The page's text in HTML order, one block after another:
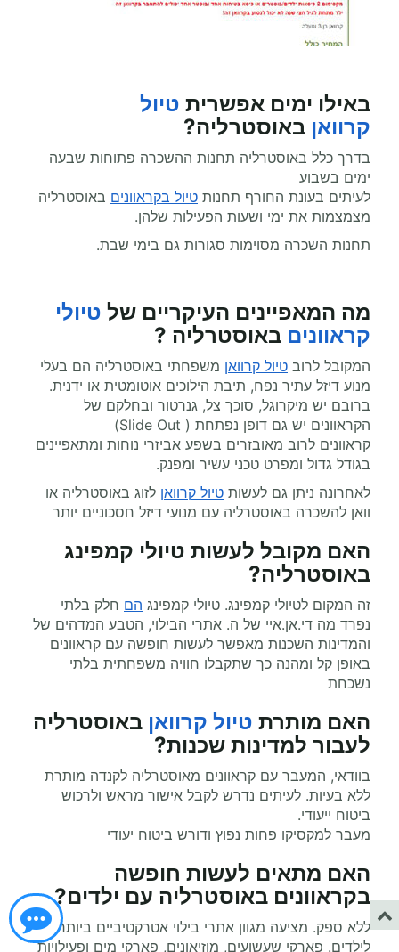
באילו ימים אפשרית טיול
קרוואן באוסטרליה?
בדרך כלל באוסטרליה תחנות ההשכרה פתוחות שבעה
ימים בשבוע
לעיתים בעונת החורף תחנות טיול בקראוונים באוסטרליה
מצמצמות את ימי ושעות הפעילות שלהן.
תחנות השכרה מסוימות סגורות גם בימי שבת.
מה המאפיינים העיקריים של טיולי
קראוונים באוסטרליה ?
המקובל לרוב טיול קרוואן משפחתי באוסטרליה הם בעלי
מנוע דיזל עתיר נפח, תיבת הילוכים אוטומטית או ידנית.
ברובם יש מיקרוגל, סוכך צל, גנרטור ובחלקם של
הקראוונים יש גם דופן נפתחת ( Slide Out)
קראוונים לרוב מאובזרים בשפע אביזרי נוחות ומתאפיינים
בגודל גדול ומפרט טכני עשיר ומפנק.
לאחרונה ניתן גם לעשות טיול קרוואן לזוג באוסטרליה או
וואן להשכרה באוסטרליה עם מנועי דיזל חסכוניים יותר
האם מקובל לעשות טיולי קמפינג
באוסטרליה?
זה המקום לטיולי קמפינג. טיולי קמפינג הם חלק בלתי
נפרד מה די.אן.איי של ה. אתרי הבילוי, הטבע המדהים של
והמדינות השכנות מאפשר לעשות חופשה עם קראוונים
באופן קל ומהנה כך שתקבלו חוויה משפחתית בלתי
נשכחת
האם מותרת טיול קרוואן באוסטרליה
לעבור למדינות שכנות?
בוודאי, המעבר עם קראוונים מאוסטרליה לקנדה מותרת
ללא בעיות. לעיתים נדרש לקבל אישור מראש ולרכוש
ביטוח ייעודי.
מעבר למקסיקו פחות נפוץ ודורש ביטוח יעודי
האם מתאים לעשות חופשה
בקראוונים באוסטרליה עם ילדים?
ללא ספק. מציעה מגוון אתרי בילוי אטרקטיביים ביותר
לילדים. פארקי שעשועים, מוזיאונים, פארקי מים ופעילויות